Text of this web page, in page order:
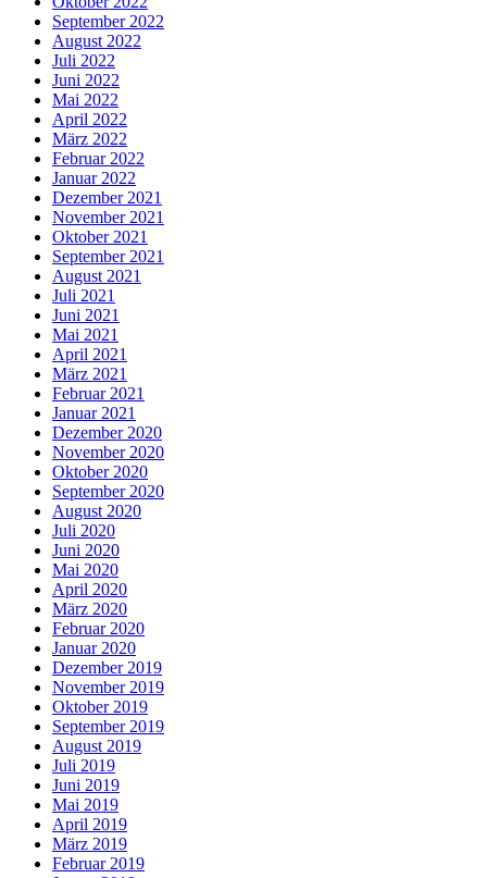
September 2022
August 2022
Juli 2022
Juni 2022
Mai 2022
April 2022
März 2022
Februar 2022
Januar 2022
Dezember 2021
November 2021
Oktober 2021
September 2021
August 2021
Juli 2021
Juni 2021
Mai 2021
April 2021
März 2021
Februar 2021
Januar 2021
Dezember 2020
November 2020
Oktober 2020
September 2020
August 2020
Juli 2020
Juni 2020
Mai 2020
April 2020
März 2020
Februar 2020
Januar 2020
Dezember 2019
November 2019
Oktober 2019
September 2019
August 2019
Juli 2019
Juni 2019
Mai 2019
April 2019
März 2019
Februar 2019